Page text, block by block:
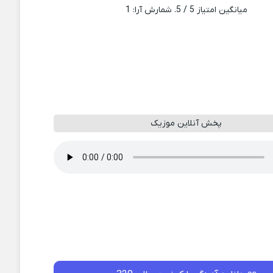
میانگین امتیاز 5 / 5. شمارش آرا: 1
پخش آنلاین موزیک